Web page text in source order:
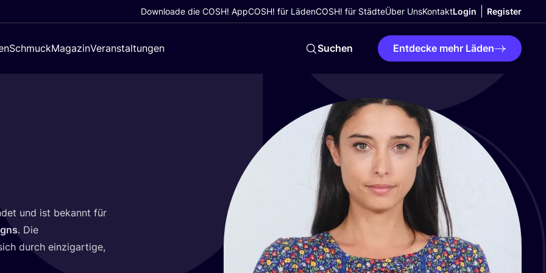
Downloade die COSH! AppCOSH! für LädenCOSH! für StädteÜber UnsKontaktLogin Register
SchmuckMagazinVeranstaltungen Suchen Entdecke mehr Läden
und ist bekannt für
. Die
durch ein­zig­ar­ti­ge,